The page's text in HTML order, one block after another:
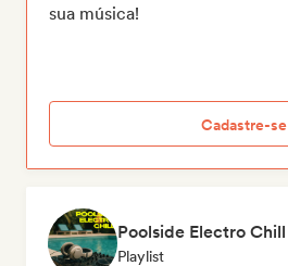
sua música!
Cadastre-se
Poolside Electro Chill
Playlist